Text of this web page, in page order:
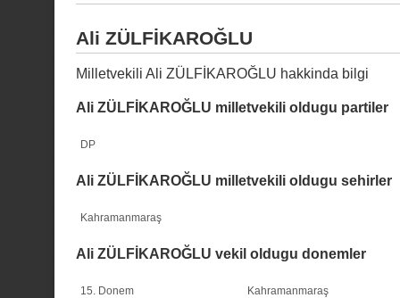
Ali ZÜLFİKAROĞLU
Milletvekili Ali ZÜLFİKAROĞLU hakkinda bilgi
Ali ZÜLFİKAROĞLU milletvekili oldugu partiler
DP
Ali ZÜLFİKAROĞLU milletvekili oldugu sehirler
Kahramanmaraş
Ali ZÜLFİKAROĞLU vekil oldugu donemler
15. Donem Kahramanmaraş